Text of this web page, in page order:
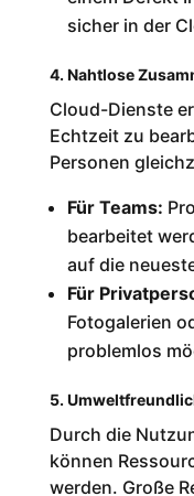
sicher in der
4. Nahtlose
Cloud-Dienste
Echtzeit zu
Personen
Für Teams:
bearbeitet
auf die
Für
Fotogalerien
problemlos
5.
Durch die
können
werden. Große